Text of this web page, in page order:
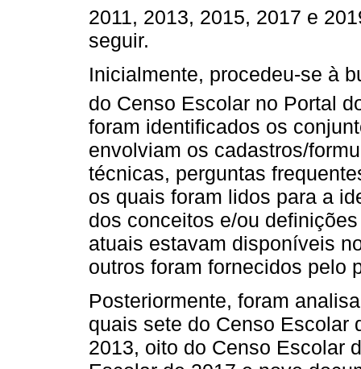
2011, 2013, 2015, 2017 e
seguir.
Inicialmente, procedeu-se à
do Censo Escolar no Portal
foram identificados os
envolviam os cadastros/
técnicas, perguntas
os quais foram lidos para a
dos conceitos e/ou
atuais estavam disponíveis
outros foram fornecidos pelo
Posteriormente, foram
quais sete do Censo Escolar
2013, oito do Censo Escolar